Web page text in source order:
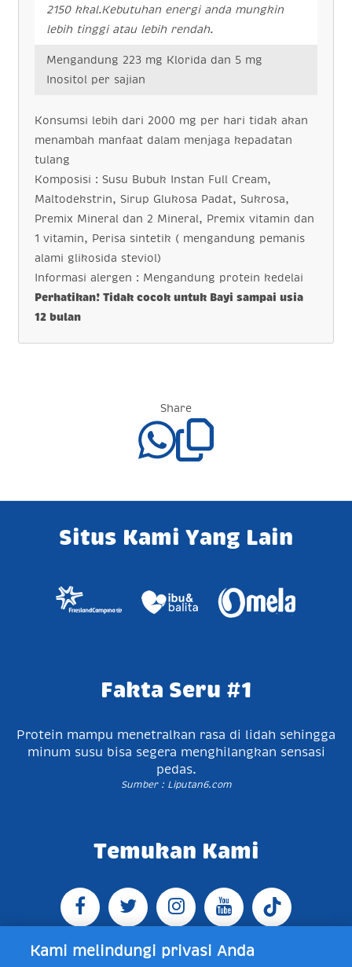
2150 kkal.Kebutuhan energi anda mungkin
lebih tinggi atau lebih rendah.
Mengandung 223 mg Klorida dan 5 mg
Inositol per sajian
Konsumsi lebih dari 2000 mg per hari tidak akan
menambah manfaat dalam menjaga kepadatan
tulang
Komposisi : Susu Bubuk Instan Full Cream,
Maltodekstrin, Sirup Glukosa Padat, Sukrosa,
Premix Mineral dan 2 Mineral, Premix vitamin dan
1 vitamin, Perisa sintetik ( mengandung pemanis
alami glikosida steviol)
Informasi alergen : Mengandung protein kedelai
Perhatikan! Tidak cocok untuk Bayi sampai usia
12 bulan
Share
Situs Kami Yang Lain
Fakta Seru #1
Protein mampu menetralkan rasa di lidah sehingga
minum susu bisa segera menghilangkan sensasi
pedas.
Sumber : Liputan6.com
Temukan Kami
Kami melindungi privasi Anda